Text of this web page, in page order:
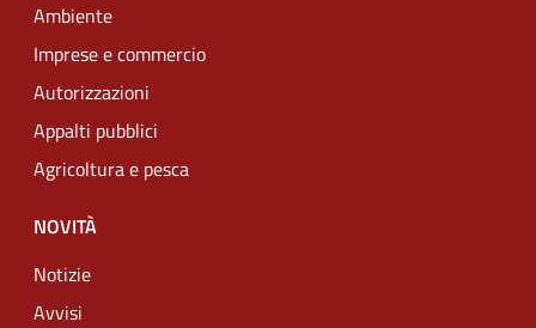
Ambiente
Imprese e commercio
Autorizzazioni
Appalti pubblici
Agricoltura e pesca
NOVITÀ
Notizie
Avvisi